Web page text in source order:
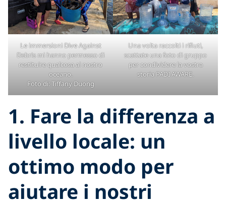
Le immersioni Dive Against
Debris mi hanno permesso di
restituire qualcosa al nostro
oceano.
Foto di: Tiffany Duong
Una volta raccolti i rifiuti,
scattate una foto di gruppo
per condividere la vostra
storia PADI AWARE.
1. Fare la differenza a
livello locale: un
ottimo modo per
aiutare i nostri